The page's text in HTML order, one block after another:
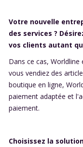
Votre nouvelle
des services ?
vos clients autant
Dans ce cas,
vous vendiez des
boutique en ligne,
paiement adaptée et
paiement.
Choisissez la